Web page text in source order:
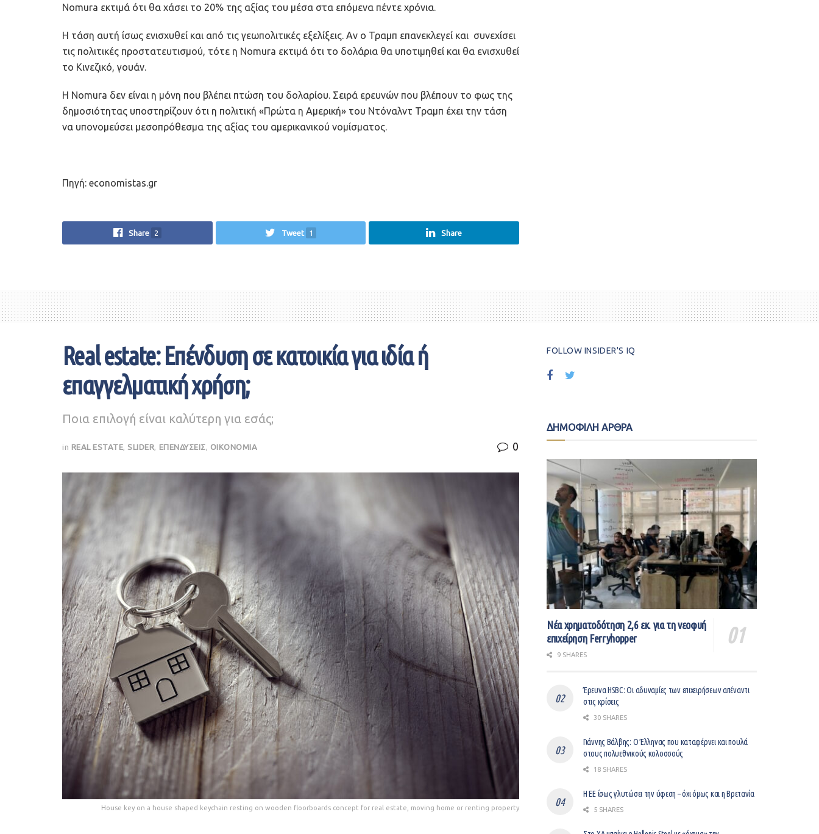
Nomura εκτιμά ότι θα χάσει το 20% της αξίας του μέσα στα επόμενα πέντε χρόνια.
Η τάση αυτή ίσως ενισχυθεί και από τις γεωπολιτικές εξελίξεις. Αν ο Τραμπ επανεκλεγεί και συνεχίσει
τις πολιτικές προστατευτισμού, τότε η Nomura εκτιμά ότι το δολάρια θα υποτιμηθεί και θα ενισχυθεί
το Κινεζικό, γουάν.
Η Nomura δεν είναι η μόνη που βλέπει πτώση του δολαρίου. Σειρά ερευνών που βλέπουν το φως της
δημοσιότητας υποστηρίζουν ότι η πολιτική «Πρώτα η Αμερική» του Ντόναλντ Τραμπ έχει την τάση
να υπονομεύσει μεσοπρόθεσμα της αξίας του αμερικανικού νομίσματος.
Πηγή: economistas.gr
Share 2 Tweet 1 Share
Real estate: Επένδυση σε κατοικία για ιδία ή
επαγγελματική χρήση;
Ποια επιλογή είναι καλύτερη για εσάς;
in REAL ESTATE SLIDER ΕΠΕΝΔΥΣΕΙΣ ΟΙΚΟΝΟΜΙΑ 0
House key on a house shaped keychain resting on wooden floorboards concept for real estate, moving home or renting property
FOLLOW INSIDER'S IQ
ΔΗΜΟΦΙΛΗ ΑΡΘΡΑ
Νέα χρηματοδότηση 2,6 εκ. για τη νεοφυή
επιχείρηση Ferryhopper
9 SHARES
Έρευνα HSBC: Οι αδυναμίες των επιχειρήσεων απέναντι
στις κρίσεις
30 SHARES
Γιάννης Βάλβης: O Έλληνας που καταφέρνει και πουλά
στους πολυεθνικούς κολοσσούς
18 SHARES
Η ΕΕ ίσως γλυτώσει την ύφεση – όχι όμως και η Βρετανία
5 SHARES